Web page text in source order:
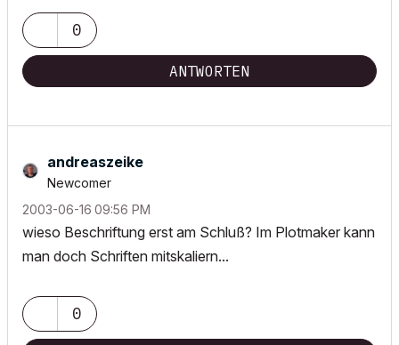
0
ANTWORTEN
andreaszeike
Newcomer
‎2003-06-16 09:56 PM
wieso Beschriftung erst am Schluß? Im Plotmaker kann
man doch Schriften mitskaliern...
0